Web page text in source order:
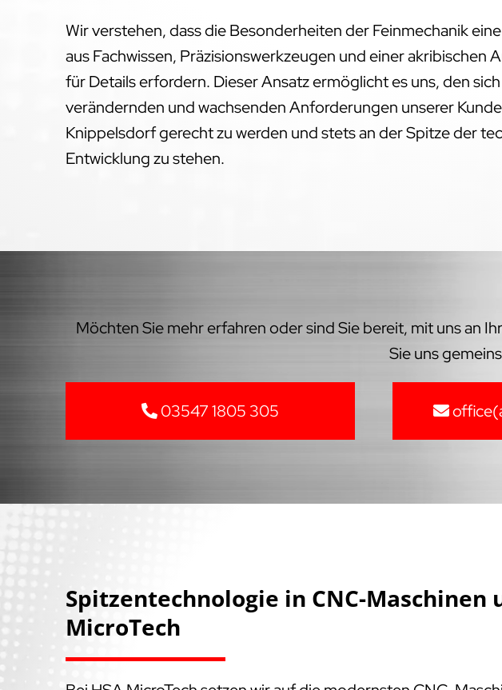
Wir verstehen, dass die Besonderheiten der Feinmechanik
aus Fachwissen, Präzisionswerkzeugen und einer akribischen
für Details erfordern. Dieser Ansatz ermöglicht es uns, den
verändernden und wachsenden Anforderungen unserer
Knippelsdorf gerecht zu werden und stets an der Spitze der
Entwicklung zu stehen.
Möchten Sie mehr erfahren oder sind Sie bereit, mit uns an
Sie uns
03547 1805 305
Spitzentechnologie in CNC-
MicroTech